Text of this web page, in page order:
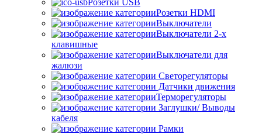
Розетки USB
Розетки HDMI
Выключатели
Выключатели 2-х
клавишные
Выключатели для
жалюзи
Светорегуляторы
Датчики движения
Терморегуляторы
Заглушки/ Выводы
кабеля
Рамки